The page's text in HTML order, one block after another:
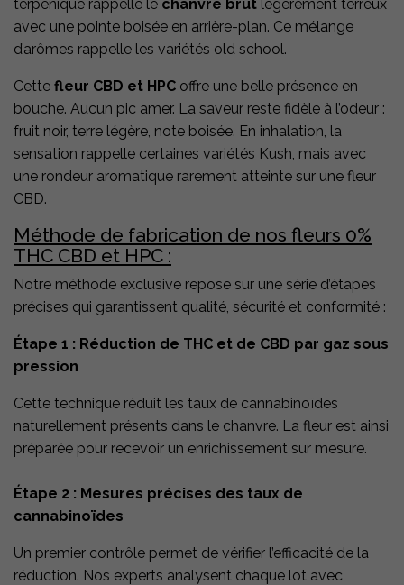
terpénique rappelle le chanvre brut légèrement terreux
avec une pointe boisée en arrière-plan. Ce mélange
d’arômes rappelle les variétés old school.
Cette fleur CBD et HPC offre une belle présence en
bouche. Aucun pic amer. La saveur reste fidèle à l’odeur :
fruit noir, terre légère, note boisée. En inhalation, la
sensation rappelle certaines variétés Kush, mais avec
une rondeur aromatique rarement atteinte sur une fleur
CBD.
Méthode de fabrication de nos fleurs 0%
THC CBD et HPC :
Notre méthode exclusive repose sur une série d’étapes
précises qui garantissent qualité, sécurité et conformité :
Étape 1 : Réduction de THC et de CBD par gaz sous
pression
Cette technique réduit les taux de cannabinoïdes
naturellement présents dans le chanvre. La fleur est ainsi
préparée pour recevoir un enrichissement sur mesure.
Étape 2 : Mesures précises des taux de
cannabinoïdes
Un premier contrôle permet de vérifier l’efficacité de la
réduction. Nos experts analysent chaque lot avec